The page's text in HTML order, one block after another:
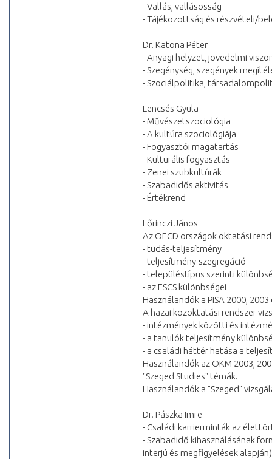
- Vallás, vallásosság
- Tájékozottság és részvételi/
Dr. Katona Péter
- Anyagi helyzet, jövedelmi
- Szegénység, szegények
- Szociálpolitika,
Lencsés Gyula
- Művészetszociológia
- A kultúra szociológiája
- Fogyasztói magatartás
- Kulturális fogyasztás
- Zenei szubkultúrák
- Szabadidős aktivitás
- Értékrend
Lőrinczi János
Az OECD országok oktatási
- tudás-teljesítmény
- teljesítmény-szegregáció
- településtípus szerinti
- az ESCS különbségei
Használandók a PISA 2000,
A hazai közoktatási rendszer
- intézmények közötti és
- a tanulók teljesítmény
- a családi háttér hatása a
Használandók az OKM 2003,
"Szeged Studies" témák.
Használandók a "Szeged"
Dr. Pászka Imre
- Családi karrierminták az
- Szabadidő kihasználásának
interjú és megfigyelések alapján)